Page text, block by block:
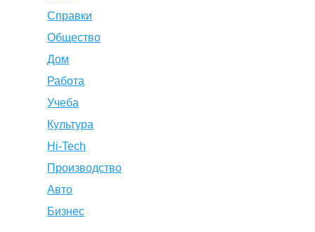
Справки
Общество
Дом
Работа
Учеба
Культура
Hi-Tech
Производство
Авто
Бизнес